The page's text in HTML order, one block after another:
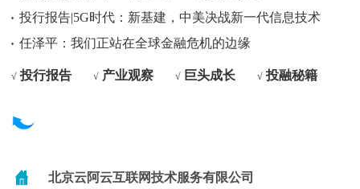
投行报告|5G时代：新基建，中美决战新一代信息技术
任泽平：我们正站在全球金融危机的边缘
√ 投行报告 √ 产业观察 √ 巨头成长 √ 投融秘籍
北京云阿云互联网技术服务有限公司